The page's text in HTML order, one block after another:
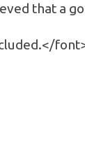
that a